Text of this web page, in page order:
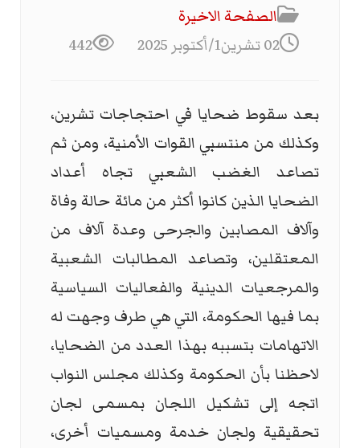
الصفحة الاخیرة
02 تشرين1/أكتوبر 2025
442
بعد سقوط ضحايا في احتجاجات تشرين،
وكذلك من منتسبي القوات الأمنية، ومن ثم
تصاعد الغضب الشعبي تجاه أعداد
الضحايا الذين كانوا أكثر من مائة حالة وفاة
وآلاف المصابين والجرحى وعدة آلاف من
المعتقلين، وتصاعد المطالبات الشعبية
والمرجعيات الدينية والفعاليات السياسية
بما فيها الحكومة، التي هي طرف وجهت له
الاتهامات بتسببه بهذا العدد من الضحايا،
لاحظنا بأن الحكومة وكذلك مجلس النواب
اتجه إلى تشكيل اللجان بمسمى لجان
تحقيقية ولجان خدمة ومسميات أخرى،